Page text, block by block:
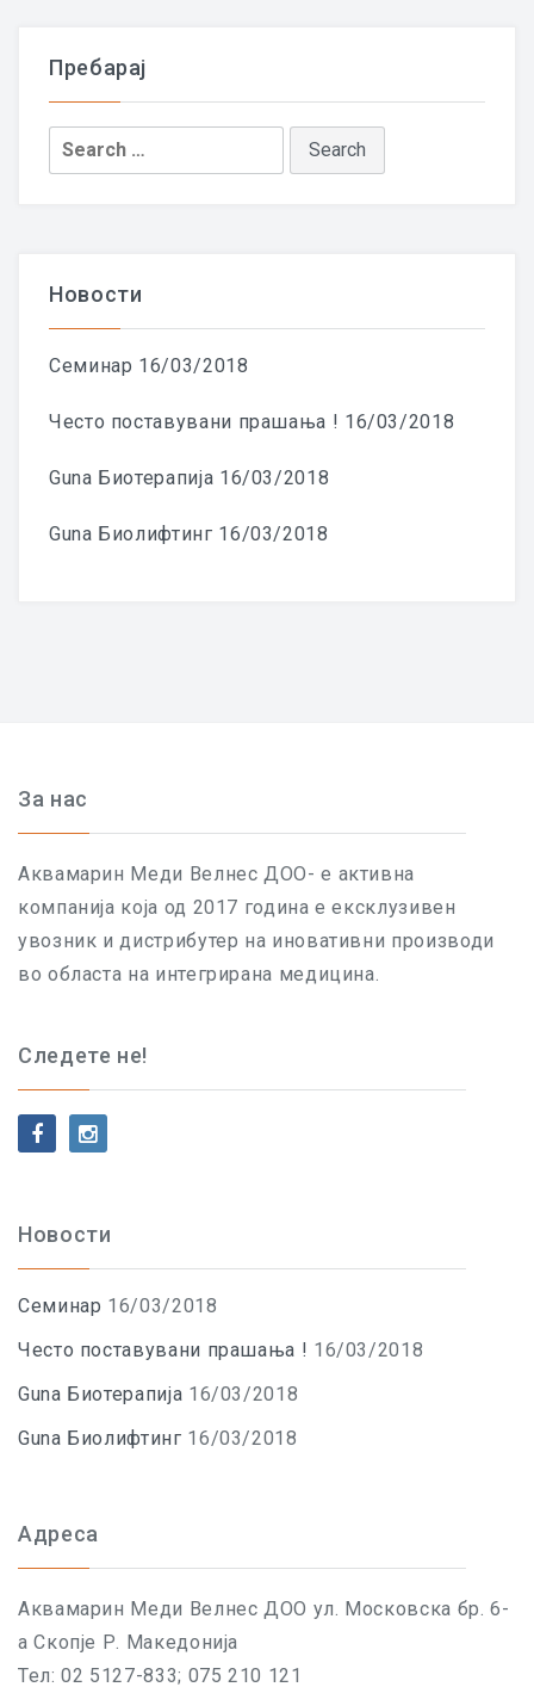
Пребарај
Search
for:
Новости
Семинар 16/03/2018
Често поставувани прашања ! 16/03/2018
Guna Биотерапија 16/03/2018
Guna Биолифтинг 16/03/2018
За нас
Аквамарин Меди Велнес ДОО- е активна
компанија која од 2017 година е ексклузивен
увозник и дистрибутер на иновативни производи
во областа на интегрирана медицина.
Следете не!
Новости
Семинар 16/03/2018
Често поставувани прашања ! 16/03/2018
Guna Биотерапија 16/03/2018
Guna Биолифтинг 16/03/2018
Адреса
Aквамарин Меди Велнес ДОО ул. Московска бр. 6-
а Скопје Р. Македонија
Тел: 02 5127-833; 075 210 121